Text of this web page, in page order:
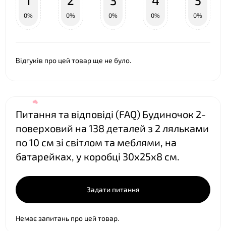
0% 0% 0% 0% 0%
Відгуків про цей товар ще не було.
Питання та відповіді (FAQ) Будиночок 2-
поверховий на 138 деталей з 2 ляльками
по 10 см зі світлом та меблями, на
батарейках, у коробці 30х25х8 см.
Задати питання
Немає запитань про цей товар.
❤
❤